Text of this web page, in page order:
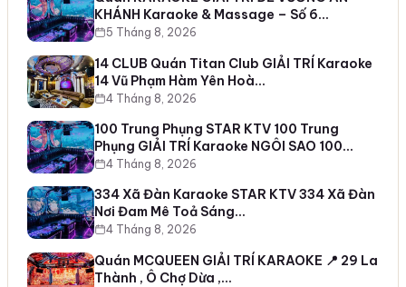
KHÁNH Karaoke & Massage – Số 6…
5 Tháng 8, 2026
14 CLUB Quán Titan Club GIẢI TRÍ Karaoke
14 Vũ Phạm Hàm Yên Hoà…
4 Tháng 8, 2026
100 Trung Phụng STAR KTV 100 Trung
Phụng GIẢI TRÍ Karaoke NGÔI SAO 100…
4 Tháng 8, 2026
334 Xã Đàn Karaoke STAR KTV 334 Xã Đàn
Nơi Đam Mê Toả Sáng…
4 Tháng 8, 2026
Quán MCQUEEN GIẢI TRÍ KARAOKE 📍 29 La
Thành , Ô Chợ Dừa ,…